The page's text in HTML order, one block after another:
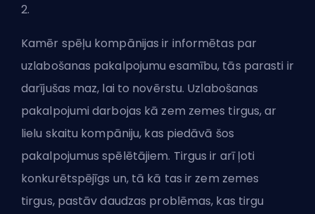
2.
Kamēr spēļu kompānijas ir informētas par
uzlabošanas pakalpojumu esamību, tās parasti ir
darījušas maz, lai to novērstu. Uzlabošanas
pakalpojumi darbojas kā zem zemes tirgus, ar
lielu skaitu kompāniju, kas piedāvā šos
pakalpojumus spēlētājiem. Tirgus ir arī ļoti
konkurētspējīgs un, tā kā tas ir zem zemes
tirgus, pastāv daudzas problēmas, kas tirgu